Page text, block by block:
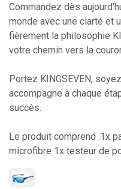
Commandez dès
monde avec une clarté et
fièrement la philosophie
votre chemin vers la
Portez KINGSEVEN,
accompagne à chaque
succès.
Le produit comprend :1x
microfibre 1x testeur de